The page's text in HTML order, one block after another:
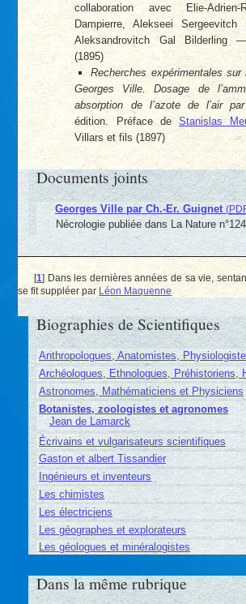
collaboration avec Elie-
Dampierre, Alekseei
Aleksandrovitch Gal Bilderling
(1895)
Recherches expérimentales
Georges Ville. Dosage de
absorption de l’azote de l’air
édition. Préface deStanislas
Villars et fils (1897)
Documents joints
Georges Ville par Ch.-Er. Guignet (
Nécrologie publiée dans La Nature
[1] Dans les dernières années de sa vie,
se fit suppléer par Léon Maquenne
Biographies de Scientifiques
Anthropologues, Anatomistes,
Archéologues, Ethnologues, Préhistoriens,
Astronomes, Mathématiciens et Physiciens
Botanistes, zoologistes et agronomes
Jean de Lamarck
Écrivains et vulgarisateurs scientifiques
Gaston et albert Tissandier
Ingénieurs et inventeurs
Les chimistes
Les électriciens
Les géographes et explorateurs
Les géologues et minéralogistes
Dans la même rubrique